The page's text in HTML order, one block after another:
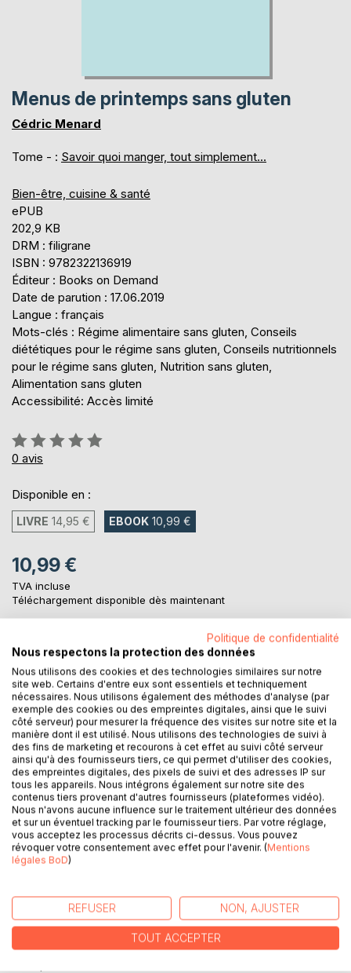
Menus de printemps sans gluten
Cédric Menard
Tome - : Savoir quoi manger, tout simplement...
Bien-être, cuisine & santé
ePUB
202,9 KB
DRM : filigrane
ISBN : 9782322136919
Éditeur : Books on Demand
Date de parution : 17.06.2019
Langue : français
Mots-clés : Régime alimentaire sans gluten, Conseils
diététiques pour le régime sans gluten, Conseils nutritionnels
pour le régime sans gluten, Nutrition sans gluten,
Alimentation sans gluten
Accessibilité: Accès limité
Évaluation:
0%
0 avis
Disponible en :
LIVRE 14,95 € EBOOK 10,99 €
10,99 €
TVA incluse
Téléchargement disponible dès maintenant
AJOUTER AU PANIER
Ajouter à ma liste d'envies
Laisser un avis
DESCRIPTION
souhaitent supprimer le gluten de leur alimentation (maladie
coeliaque ou non), et il offre aux détenteurs des ouvrages
du même auteur : " Le régime sans gluten" et " Recettes
et menus sans gluten " un ouvrage parfaitement
Politique de confidentialité
Nous respectons la protection des données
Nous utilisons des cookies et des technologies similaires sur notre
site web. Certains d'entre eux sont essentiels et techniquement
nécessaires. Nous utilisons également des méthodes d'analyse (par
exemple des cookies ou des empreintes digitales, ainsi que le suivi
côté serveur) pour mesurer la fréquence des visites sur notre site et la
manière dont il est utilisé. Nous utilisons des technologies de suivi à
des fins de marketing et recourons à cet effet au suivi côté serveur
ainsi qu'à des fournisseurs tiers, ce qui permet d'utiliser des cookies,
des empreintes digitales, des pixels de suivi et des adresses IP sur
tous les appareils. Nous intégrons également sur notre site des
contenus tiers provenant d'autres fournisseurs (plateformes vidéo).
Nous n'avons aucune influence sur le traitement ultérieur des données
et sur un éventuel tracking par le fournisseur tiers. Par votre réglage,
vous acceptez les processus décrits ci-dessus. Vous pouvez
révoquer votre consentement avec effet pour l'avenir. (Mentions
légales BoD)
REFUSER NON, AJUSTER
TOUT ACCEPTER